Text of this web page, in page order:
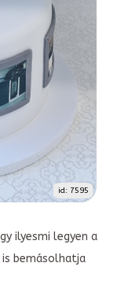
id: 7595
ilyesmi legyen a
bemásolhatja